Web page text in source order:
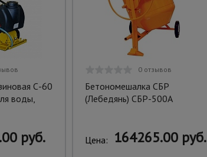
С-60
воды,
руб.
0 отзывов
Бетономешалка СБР
(Лебедянь) СБР-500А
Цена: 164265.00 руб.